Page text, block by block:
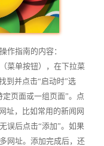
作指南的内容：
菜单按钮），在下拉菜
到并点击“启动时”选
页面或一组页面”。点
址，比如常用的新闻网
误后点击“添加”。如果
网址。添加完成后，还